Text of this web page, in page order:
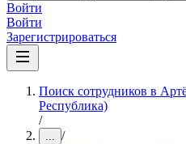
Войти
Войти
Зарегистрироваться
Поиск сотрудников в
Республика)
/
... /